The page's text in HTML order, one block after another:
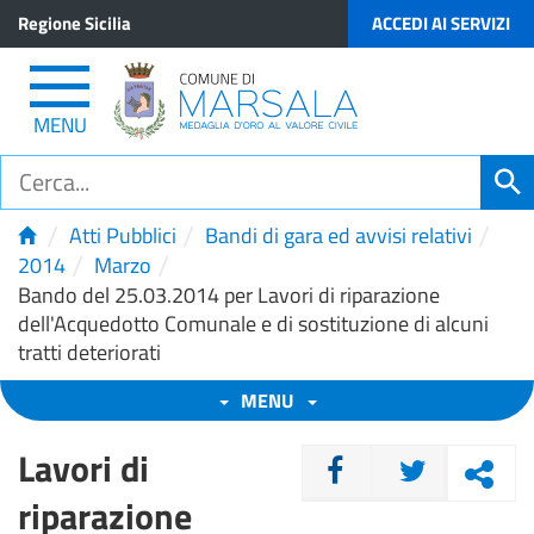
Regione Sicilia ACCEDI AI SERVIZI
MENU
Atti Pubblici Bandi di gara ed avvisi relativi
2014 Marzo
Bando del 25.03.2014 per Lavori di riparazione
dell'Acquedotto Comunale e di sostituzione di alcuni
tratti deteriorati
MENU
CONDIVIDI
Lavori di
riparazione